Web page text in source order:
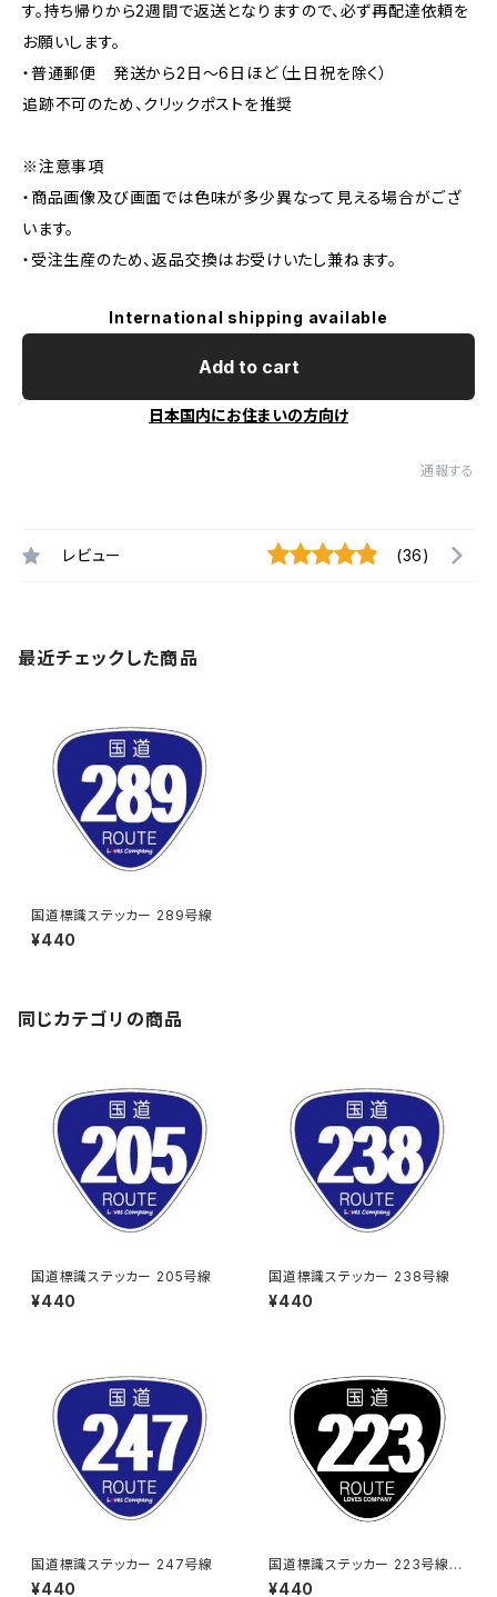
す。持ち帰りから2週間で返送となりますので、必ず再配達依頼を
お願いします。
・普通郵便 発送から2日〜6日ほど（土日祝を除く）
追跡不可のため、クリックポストを推奨
※注意事項
・商品画像及び画面では色味が多少異なって見える場合がござ
います。
・受注生産のため、返品交換はお受けいたし兼ねます。
International shipping available
Add to cart
日本国内にお住まいの方向け
通報する
レビュー (36)
最近チェックした商品
国道標識ステッカー 289号線
¥440
同じカテゴリの商品
国道標識ステッカー 205号線
¥440
国道標識ステッカー 238号線
¥440
国道標識ステッカー 247号線
¥440
国道標識ステッカー 223号線
（ブラック）
¥440